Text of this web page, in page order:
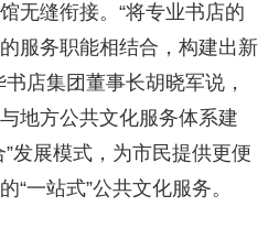
缝衔接。“将专业书店的
服务职能相结合，构建出新
店集团董事长胡晓军说，
地方公共文化服务体系建
发展模式，为市民提供更便
“一站式”公共文化服务。